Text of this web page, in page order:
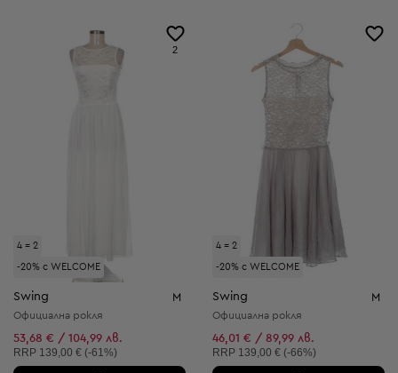
4 = 2
-20% с WELCOME
2
Swing M
Официална рокля
53,68 € / 104,99 лв.
Препоръчителна цена:
RRP 139,00 € (-61%)
4 = 2
-20% с WELCOME
Swing M
Официална рокля
46,01 € / 89,99 лв.
Препоръчителна цена:
RRP 139,00 € (-66%)